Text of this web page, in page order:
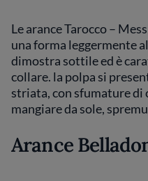
Le arance Tarocco –
una forma leggermente
dimostra sottile ed è
collare. la polpa si
striata, con sfumature di
mangiare da sole,
Arance